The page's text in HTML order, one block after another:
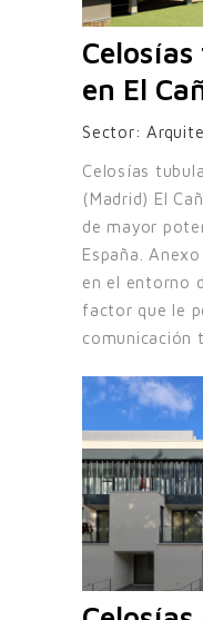
en El
Sector:
Celosías
(Madrid) El
de mayor
España.
en el entorno
factor que le
comunicación